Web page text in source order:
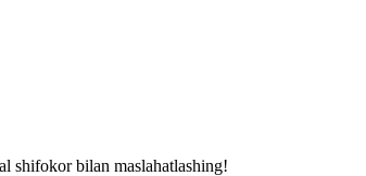
shifokor bilan maslahatlashing!